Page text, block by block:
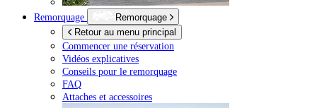
Remorquage
Remorquage
Retour au menu principal
Commencer une réservation
Vidéos explicatives
Conseils pour le remorquage
FAQ
Attaches et accessoires